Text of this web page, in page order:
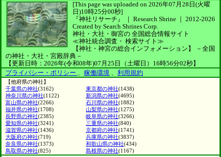
[This page was uploaded on 2026年07月28日(火曜
日)10時25分00秒]
『神社リサーチ』 ｜ Research Shrine ｜ 2012-2026
Created by Search Shrines Corp.
神社・大社・御宮の 全国総合情報サイト
≪神社統合調査・ 検索サイト≫
【神社・神宮の総合インフォメーション】
－全国
の神社・大社・宮殿辞典－
【更新日時：2026年(令和08年)07月25日（土曜日）16時56分02秒】
プライバシー・ポリシー 、 稼働環境 、 利用規約
【他府県の神社】
千葉県の神社(3162) 東京都の神社(1438)
神奈川県の神社(1122) 新潟県の神社(4695)
富山県の神社(2266) 石川県の神社(1882)
福井県の神社(1708) 山梨県の神社(1275)
長野県の神社(2385) 岐阜県の神社(3266)
愛知県の神社(3241) 三重県の神社(840)
滋賀県の神社(1436) 京都府の神社(1741)
大阪府の神社(719) 兵庫県の神社(3837)
奈良県の神社(1373) 和歌山県の神社(434)
鳥取県の神社(825) 島根県の神社(1167)